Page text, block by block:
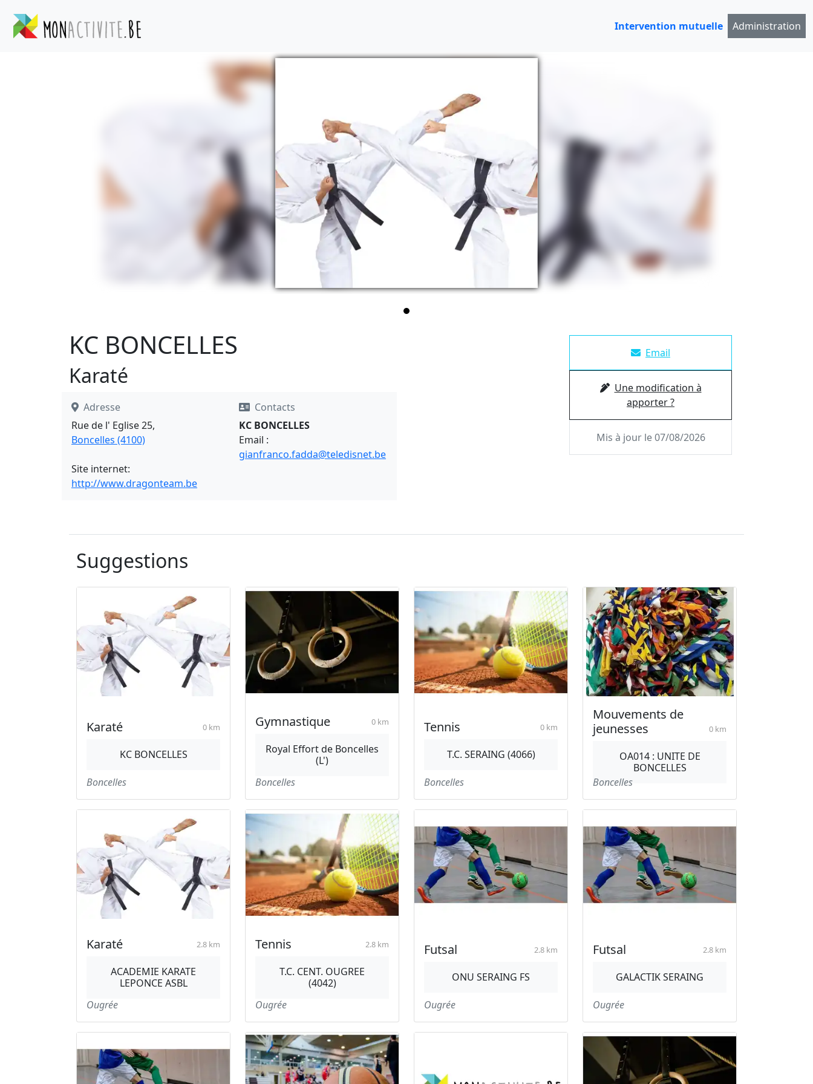
Intervention mutuelle Administration
KC BONCELLES
Karaté
Adresse
Rue de l' Eglise 25,
Boncelles (4100)
Site internet:
http://www.dragonteam.be
Contacts
KC BONCELLES
Email :
gianfranco.fadda@teledisnet.be
Email
Une modification à
apporter ?
Mis à jour le 07/08/2026
Suggestions
Karaté 0 km
KC BONCELLES
Boncelles
Gymnastique 0 km
Royal Effort de Boncelles
(L')
Boncelles
Tennis 0 km
T.C. SERAING (4066)
Boncelles
Mouvements de
jeunesses
0 km
OA014 : UNITE DE
BONCELLES
Boncelles
Karaté 2.8 km
ACADEMIE KARATE
LEPONCE ASBL
Ougrée
Tennis 2.8 km
T.C. CENT. OUGREE
(4042)
Ougrée
Futsal 2.8 km
ONU SERAING FS
Ougrée
Futsal 2.8 km
GALACTIK SERAING
Ougrée